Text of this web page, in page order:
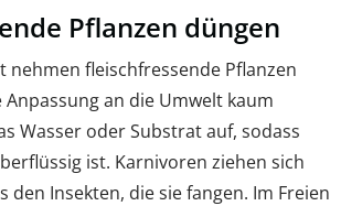
Pflanzen düngen
nehmen fleischfressende Pflanzen
an die Umwelt kaum
Wasser oder Substrat auf, sodass
ist. Karnivoren ziehen sich
den Insekten, die sie fangen. Im Freien